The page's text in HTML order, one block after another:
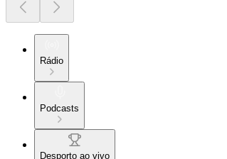
Rádio
Podcasts
Desporto ao vivo